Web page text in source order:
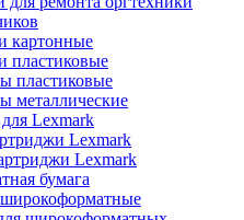
картонные
пластиковые
пластиковые
металлические
Lexmark
Lexmark
Lexmark
бумага